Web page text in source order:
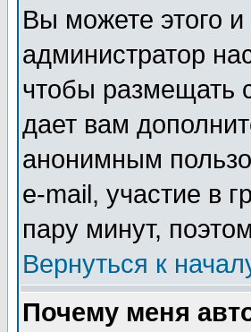
Вы можете этого и
администратор
чтобы размещать
дает вам
анонимным
e-mail, участие в
пару минут,
Вернуться к
Почему меня